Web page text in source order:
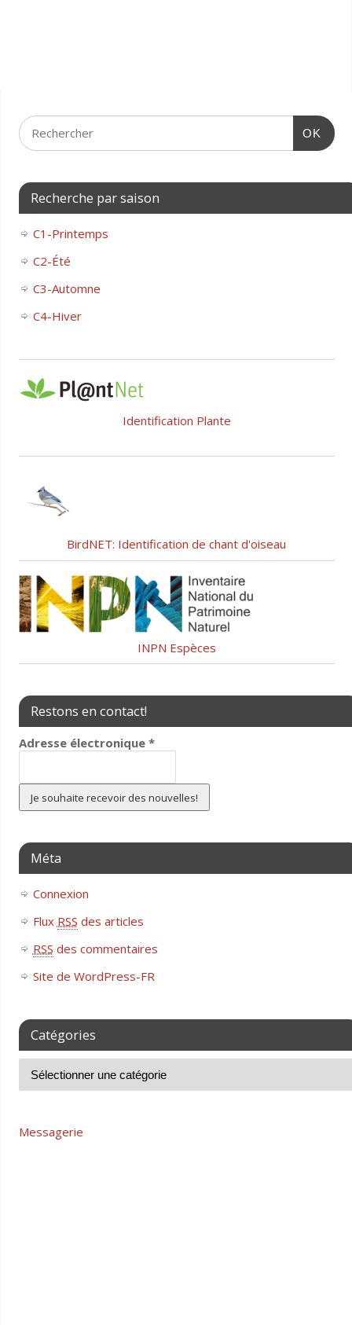
OK
Recherche par saison
C1-Printemps
C2-Été
C3-Automne
C4-Hiver
Identification Plante
BirdNET: Identification de chant d'oiseau
INPN Espèces
Restons en contact!
Adresse électronique *
Méta
Connexion
Flux RSS des articles
RSS des commentaires
Site de WordPress-FR
Catégories
Messagerie